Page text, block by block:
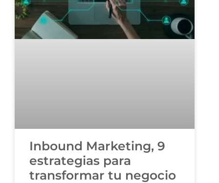
Inbound Marketing, 9
estrategias para
transformar tu negocio